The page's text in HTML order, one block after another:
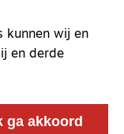
kunnen wij en
en derde
ga akkoord